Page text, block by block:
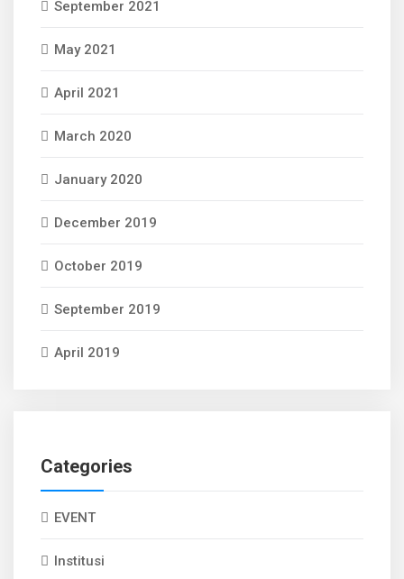
September 2021
May 2021
April 2021
March 2020
January 2020
December 2019
October 2019
September 2019
April 2019
Categories
EVENT
Institusi